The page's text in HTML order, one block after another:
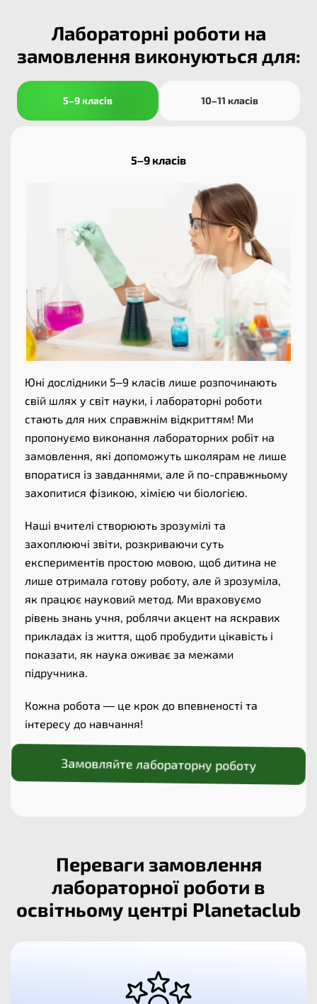
Лабораторні роботи на
замовлення виконуються для:
5–9 класів 10–11 класів
5–9 класів
Юні дослідники 5–9 класів лише розпочинають
свій шлях у світ науки, і лабораторні роботи
стають для них справжнім відкриттям! Ми
пропонуємо виконання лабораторних робіт на
замовлення, які допоможуть школярам не лише
впоратися із завданнями, але й по-справжньому
захопитися фізикою, хімією чи біологією.
Наші вчителі створюють зрозумілі та
захоплюючі звіти, розкриваючи суть
експериментів простою мовою, щоб дитина не
лише отримала готову роботу, але й зрозуміла,
як працює науковий метод. Ми враховуємо
рівень знань учня, роблячи акцент на яскравих
прикладах із життя, щоб пробудити цікавість і
показати, як наука оживає за межами
підручника.
Кожна робота — це крок до впевненості та
інтересу до навчання!
Замовляйте лабораторну роботу
Переваги замовлення
лабораторної роботи в
освітньому центрі Planetaclub